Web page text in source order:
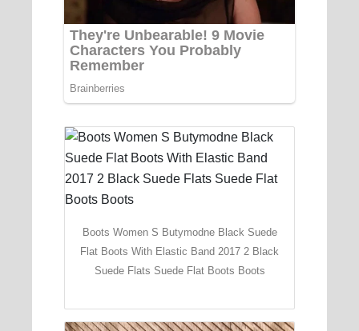
Boots Women S Butymodne Black Suede
Flat Boots With Elastic Band 2017 2 Black
Suede Flats Suede Flat Boots Boots